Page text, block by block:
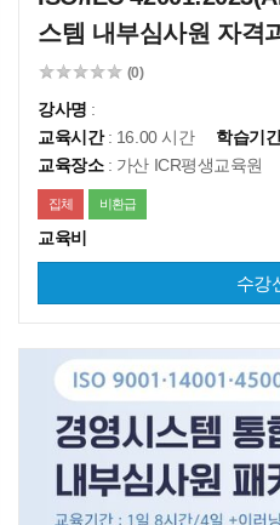
스템 내부심사원 자격
(0)
강사명 :
교육시간: 16.00 시간 학습기
교육장소: 가산 ICR평생교육원
집체 비환급
교육비
수강